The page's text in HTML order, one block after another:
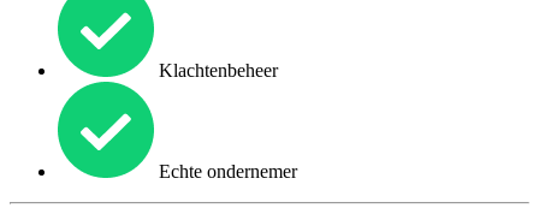
Klachtenbeheer
Echte ondernemer